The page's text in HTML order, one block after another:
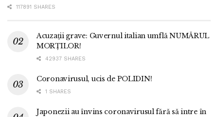
117891 SHARES
Acuzații grave: Guvernul italian umflă NUMĂRUL
MORȚILOR!
42937 SHARES
Coronavirusul, ucis de POLIDIN!
1 SHARES
Japonezii au învins coronavirusul fără să intre în